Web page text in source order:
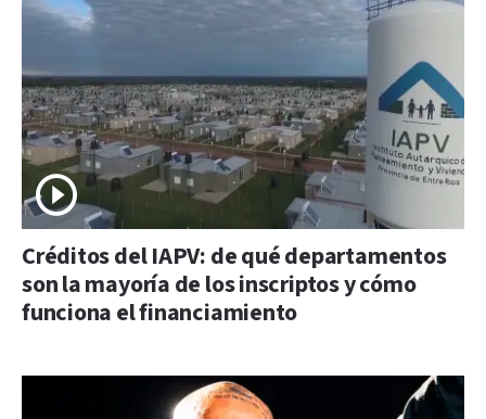
Créditos del IAPV: de qué departamentos
son la mayoría de los inscriptos y cómo
funciona el financiamiento